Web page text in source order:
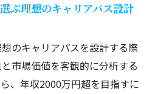
ぶ理想のキャリアパス設計
のキャリアパスを設計する際
市場価値を客観的に分析する
、年収2000万円超を目指すに